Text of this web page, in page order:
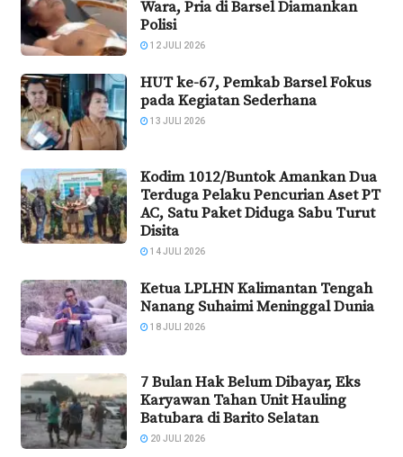
Wara, Pria di Barsel Diamankan
Polisi
12 JULI 2026
HUT ke-67, Pemkab Barsel Fokus
pada Kegiatan Sederhana
13 JULI 2026
Kodim 1012/Buntok Amankan Dua
Terduga Pelaku Pencurian Aset PT
AC, Satu Paket Diduga Sabu Turut
Disita
14 JULI 2026
Ketua LPLHN Kalimantan Tengah
Nanang Suhaimi Meninggal Dunia
18 JULI 2026
7 Bulan Hak Belum Dibayar, Eks
Karyawan Tahan Unit Hauling
Batubara di Barito Selatan
20 JULI 2026